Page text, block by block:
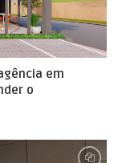
em
o